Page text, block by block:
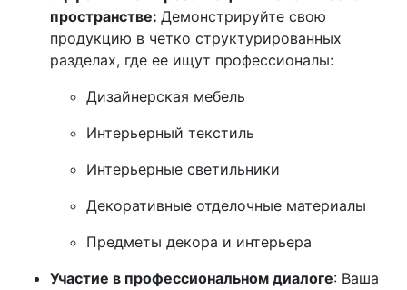
пространстве: Демонстрируйте свою
продукцию в четко структурированных
разделах, где ее ищут профессионалы:
Дизайнерская мебель
Интерьерный текстиль
Интерьерные светильники
Декоративные отделочные материалы
Предметы декора и интерьера
Участие в профессиональном диалоге: Ваша